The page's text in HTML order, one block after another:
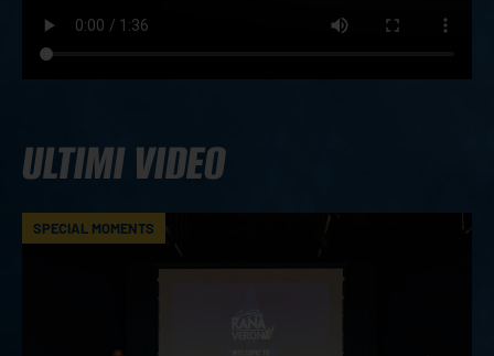
ULTIMI VIDEO
SPECIAL MOMENTS